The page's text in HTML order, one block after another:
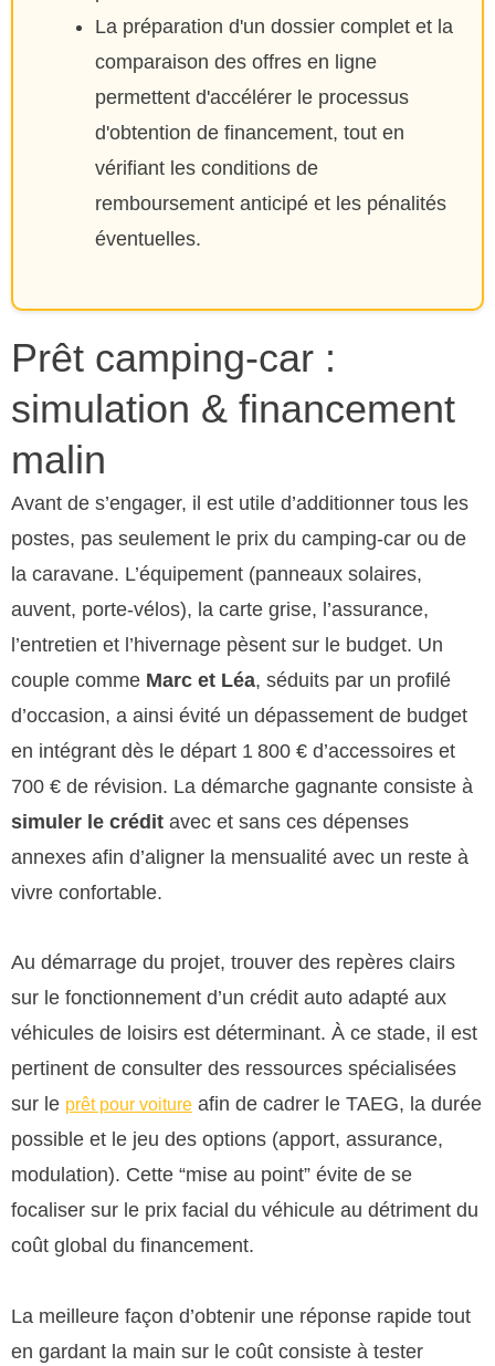
La préparation d'un dossier complet et la
comparaison des offres en ligne
permettent d'accélérer le processus
d'obtention de financement, tout en
vérifiant les conditions de
remboursement anticipé et les pénalités
éventuelles.
Prêt camping-car :
simulation & financement
malin
Avant de s’engager, il est utile d’additionner tous les
postes, pas seulement le prix du camping-car ou de
la caravane. L’équipement (panneaux solaires,
auvent, porte-vélos), la carte grise, l’assurance,
l’entretien et l’hivernage pèsent sur le budget. Un
couple comme Marc et Léa, séduits par un profilé
d’occasion, a ainsi évité un dépassement de budget
en intégrant dès le départ 1 800 € d’accessoires et
700 € de révision. La démarche gagnante consiste à
simuler le crédit avec et sans ces dépenses
annexes afin d’aligner la mensualité avec un reste à
vivre confortable.
Au démarrage du projet, trouver des repères clairs
sur le fonctionnement d’un crédit auto adapté aux
véhicules de loisirs est déterminant. À ce stade, il est
pertinent de consulter des ressources spécialisées
sur le prêt pour voiture afin de cadrer le TAEG, la durée
possible et le jeu des options (apport, assurance,
modulation). Cette “mise au point” évite de se
focaliser sur le prix facial du véhicule au détriment du
coût global du financement.
La meilleure façon d’obtenir une réponse rapide tout
en gardant la main sur le coût consiste à tester